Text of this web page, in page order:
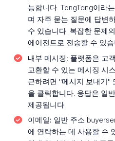
능합니다. TangTang이라
며 자주 묻는 질문에 답변
수 있습니다. 복잡한 문제
에이전트로 전송할 수 있습
내부 메시징: 플랫폼은 고
교환할 수 있는 메시징 시
근하려면 "메시지 보내기"
을 클릭합니다. 응답은 일
제공됩니다.
이메일: 일반 주소
에 연락하는 데 사용할 수